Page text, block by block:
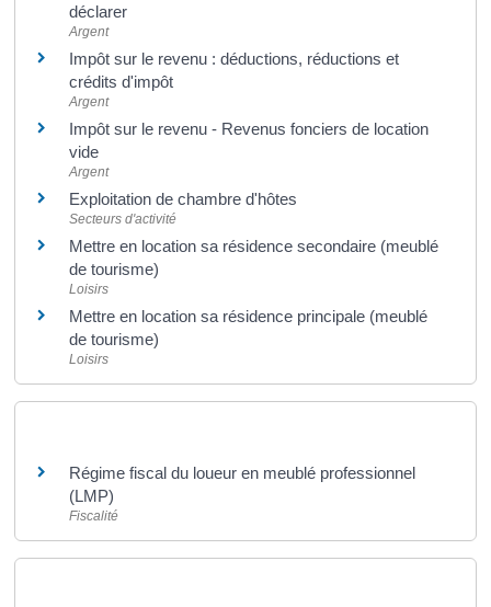
déclarer
Argent
Impôt sur le revenu : déductions, réductions et
crédits d'impôt
Argent
Impôt sur le revenu - Revenus fonciers de location
vide
Argent
Exploitation de chambre d'hôtes
Secteurs d'activité
Mettre en location sa résidence secondaire (meublé
de tourisme)
Loisirs
Mettre en location sa résidence principale (meublé
de tourisme)
Loisirs
Régime fiscal du loueur en meublé professionnel
(LMP)
Fiscalité